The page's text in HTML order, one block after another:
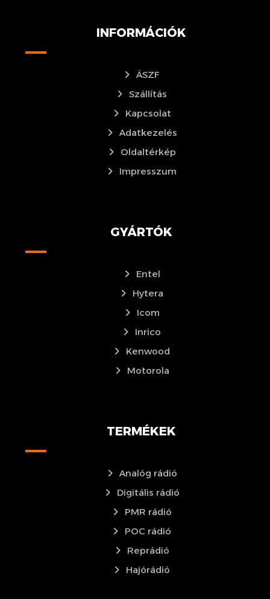
INFORMÁCIÓK
ÁSZF
Szállítás
Kapcsolat
Adatkezelés
Oldaltérkép
Impresszum
GYÁRTÓK
Entel
Hytera
Icom
Inrico
Kenwood
Motorola
TERMÉKEK
Analóg rádió
Digitális rádió
PMR rádió
POC rádió
Reprádió
Hajórádió